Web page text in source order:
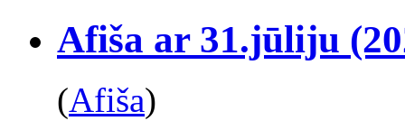
Afiša ar 31.jūliju
(Afiša)